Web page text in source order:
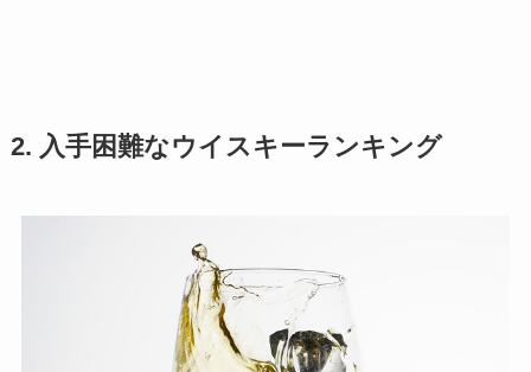
2. 入手困難なウイスキーランキング